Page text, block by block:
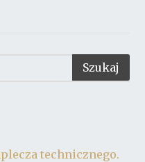
technicznego.